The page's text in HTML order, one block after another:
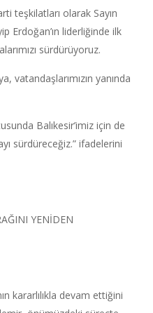
teşkilatları olarak Sayın
Erdoğan’ın liderliğinde ilk
sürdürüyoruz.
vatandaşlarımızın yanında
Balıkesir’imiz için de
sürdüreceğiz.” ifadelerini
YENİDEN
kararlılıkla devam ettiğini